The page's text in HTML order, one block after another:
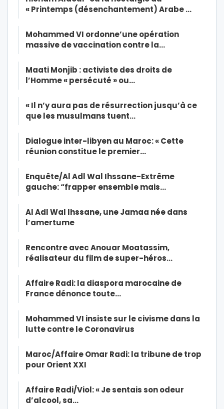
« Printemps (désenchantement) Arabe …
Mohammed VI ordonne’une opération
massive de vaccination contre la…
Maati Monjib : activiste des droits de
l’Homme « persécuté » ou…
« Il n’y aura pas de résurrection jusqu’à ce
que les musulmans tuent…
Dialogue inter-libyen au Maroc: « Cette
réunion constitue le premier…
Enquête/Al Adl Wal Ihssane-Extrême
gauche: “frapper ensemble mais…
Al Adl Wal Ihssane, une Jamaa née dans
l’amertume
Rencontre avec Anouar Moatassim,
réalisateur du film de super-héros…
Affaire Radi: la diaspora marocaine de
France dénonce toute…
Mohammed VI insiste sur le civisme dans la
lutte contre le Coronavirus
Maroc/Affaire Omar Radi: la tribune de trop
pour Orient XXI
Affaire Radi/Viol: « Je sentais son odeur
d’alcool, sa…